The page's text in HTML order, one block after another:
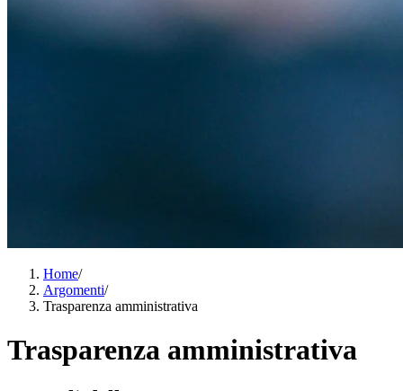
Home/
Argomenti/
Trasparenza amministrativa
Trasparenza amministrativa